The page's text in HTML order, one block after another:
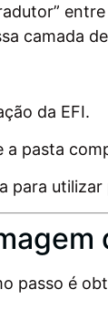
camada
da EFI.
a pasta
para
passo é